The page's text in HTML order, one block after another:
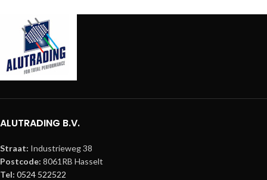
ALUTRADING B.V.
Straat: Industrieweg 38
Postcode: 8061RB Hasselt
Tel: 0524 522522